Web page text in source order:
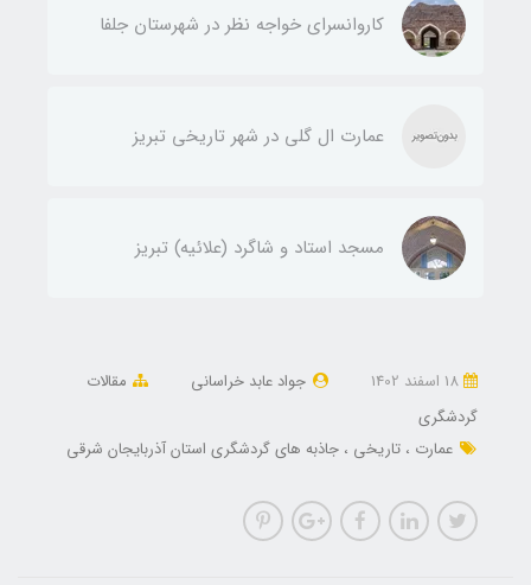
کاروانسرای خواجه نظر در شهرستان جلفا
عمارت ال گلی در شهر تاریخی تبریز
مسجد استاد و شاگرد (علائیه) تبریز
جواد عابد خراسانی
مقالات
گردشگری
عمارت
تاریخی جاذبه های گردشگری استان آذربایجان شرقی